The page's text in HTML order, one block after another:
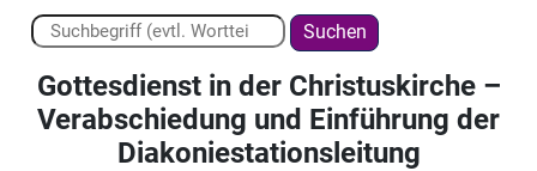
Suchen ...
Suchen
Gottesdienst in der Christus­kirche –
Verabschie­dung und Ein­führung der
Diakonie­stations­leitung